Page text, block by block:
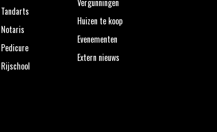
Tandarts
Notaris
Pedicure
Rijschool
Huizen te koop
Evenementen
Extern nieuws